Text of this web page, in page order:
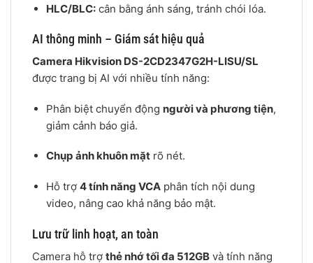
HLC/BLC:cân bằng ánh sáng, tránh chói lóa.
AI thông minh – Giám sát hiệu quả
Camera Hikvision DS-2CD2347G2H-LISU/SL
được trang bị AI với nhiều tính năng:
Phân biệt chuyển động người và phương tiện,
giảm cảnh báo giả.
Chụp ảnh khuôn mặtrõ nét.
Hỗ trợ 4 tính năng VCAphân tích nội dung
video, nâng cao khả năng bảo mật.
Lưu trữ linh hoạt, an toàn
Camera hỗ trợ thẻ nhớ tối đa 512GB và tính năng